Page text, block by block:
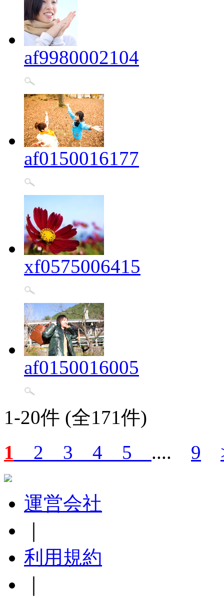
af9980002104
af0150016177
xf0575006415
af0150016005
1-20件 (全171件)
1
2 3 4 5 .... 9
運営会社
利用規約